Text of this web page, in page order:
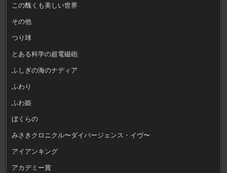
この醜くも美しい世界
その他
つり球
とある科学の超電磁砲
ふしぎの海のナディア
ふわり
ふわ姫
ぼくらの
みさきクロニクル〜ダイバージェンス・イヴ〜
アイアンキング
アカデミー賞